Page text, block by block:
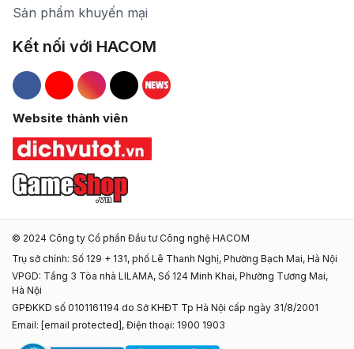
Sản phẩm khuyến mại
Kết nối với HACOM
Hacom Facebook
Hacom YouTube
Hacom Instagram
Hacom TikTok
Website thành viên
© 2024 Công ty Cổ phần Đầu tư Công nghệ HACOM
Trụ sở chính: Số 129 + 131, phố Lê Thanh Nghị, Phường Bạch Mai, Hà Nội
VPGD: Tầng 3 Tòa nhà LILAMA, Số 124 Minh Khai, Phường Tương Mai,
Hà Nội
GPĐKKD số 0101161194 do Sở KHĐT Tp Hà Nội cấp ngày 31/8/2001
Email: [email protected] , Điện thoại: 1900 1903